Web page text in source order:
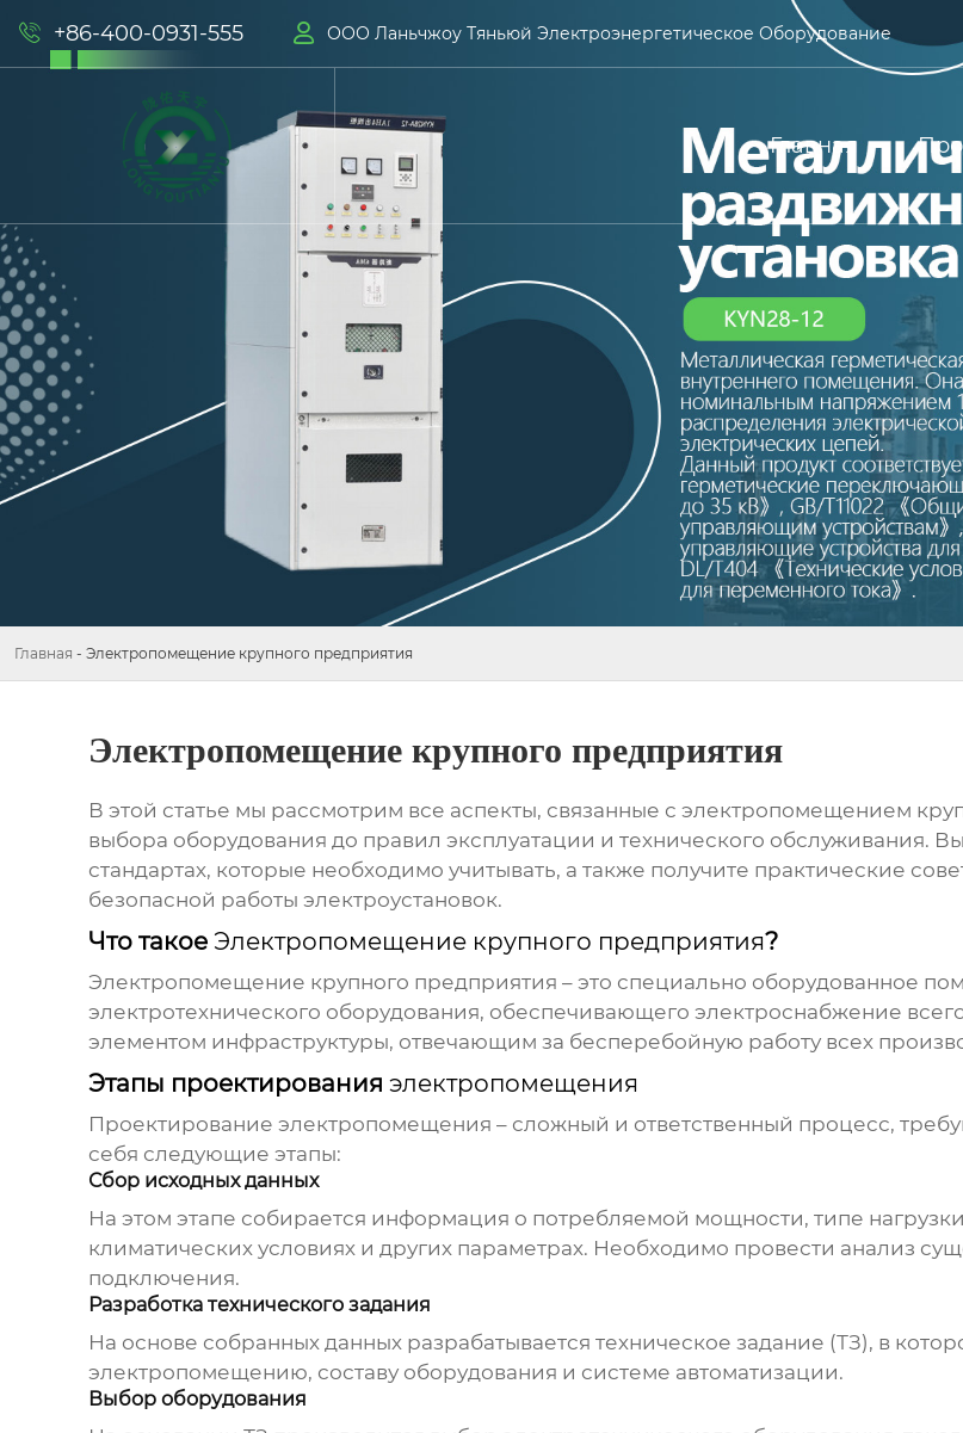
 +86-400-0931-555  ООО Ланьчжоу Тяньюй Электроэнергетическое Оборудование
Главная
Главная - Электропомещение крупного предприятия
Электропомещение крупного предприятия
В этой статье мы рассмотрим все аспекты, связанные с электропомещением
выбора оборудования до правил эксплуатации и технического обслуживания.
стандартах, которые необходимо учитывать, а также получите практические
безопасной работы электроустановок.
Что такое Электропомещение крупного предприятия?
Электропомещение крупного предприятия – это специально оборудованное
электротехнического оборудования, обеспечивающего электроснабжение
элементом инфраструктуры, отвечающим за бесперебойную работу всех
Этапы проектирования электропомещения
Проектирование электропомещения – сложный и ответственный процесс,
себя следующие этапы:
Сбор исходных данных
На этом этапе собирается информация о потребляемой мощности, типе
климатических условиях и других параметрах. Необходимо провести анализ
подключения.
Разработка технического задания
На основе собранных данных разрабатывается техническое задание (ТЗ), в
электропомещению, составу оборудования и системе автоматизации.
Выбор оборудования